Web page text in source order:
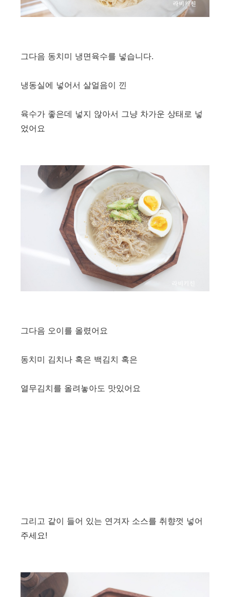
그다음 동치미 냉면육수를 넣습니다.
냉동실에 넣어서 살얼음이 낀
육수가 좋은데 넣지 않아서 그냥 차가운 상태로 넣
었어요
그다음 오이를 올렸어요
동치미 김치나 혹은 백김치 혹은
열무김치를 올려놓아도 맛있어요
그리고 같이 들어 있는 연겨자 소스를 취향껏 넣어
주세요!